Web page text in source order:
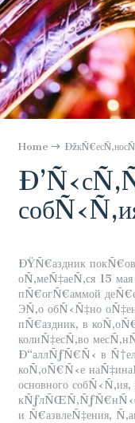
Home
ÐŸÑ€аздник
оÑ‚меÑ‡аеÑ‚ся 15
пÑ€огÑ€аммой
ЭÑ‚о обÑ‹Ñ‡но
пÑ€аздник, в
колиÑ‡есÑ‚во
Ð“аллÑƒÑ€Ñ‹ в
коÑ‚оÑ€Ñ‹е
основного
и Ñ€азвлеÑ‡ения,